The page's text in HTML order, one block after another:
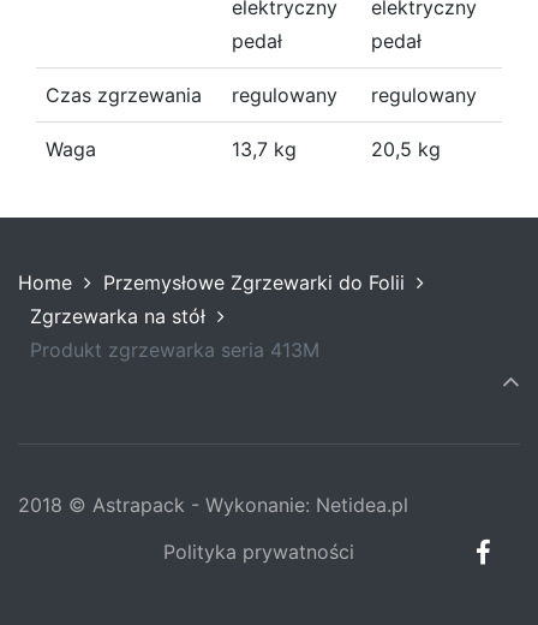
elektryczny
pedał
elektryczny
pedał
Czas zgrzewania regulowany regulowany
Waga 13,7 kg 20,5 kg
Home
Przemysłowe Zgrzewarki do Folii
Zgrzewarka na stół
Produkt zgrzewarka seria 413M
2018 © Astrapack - Wykonanie: Netidea.pl
Polityka prywatności